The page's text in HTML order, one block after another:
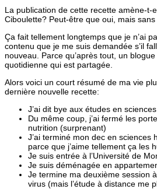
La publication de cette recette amène-t-
Ciboulette? Peut-être que oui, mais sans
Ça fait tellement longtemps que je n’ai
contenu que je me suis demandée s’il
nouveau. Parce qu’après tout, un blogue
quotidienne qui est partagée.
Alors voici un court résumé de ma vie
dernière nouvelle recette:
J’ai dit bye aux études en
Du même coup, j’ai fermé les
nutrition (surprenant)
J’ai terminé mon dec en sciences
parce que j’aime tellement ça les
Je suis entrée à l’Université de
Je suis déménagée en
Je termine ma deuxième session
virus (mais l’étude à distance me